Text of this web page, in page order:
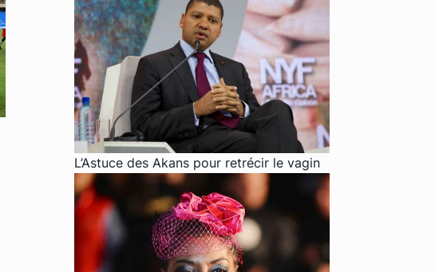
L’Astuce des Akans pour retrécir le vagin